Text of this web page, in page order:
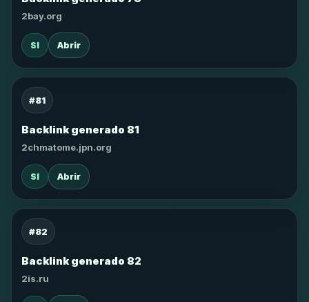
2bay.org
SI Abrir
#81
Backlink generado 81
2chmatome.jpn.org
SI Abrir
#82
Backlink generado 82
2is.ru